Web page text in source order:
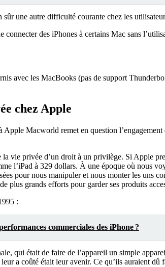
une autre difficulté courante chez les
des iPhones à certains Mac sans
avec les MacBooks (pas de support
chez Apple
Apple Macworld remet en question
vie privée d’un droit à un privilège. Si Apple
l’iPad à 329 dollars. À une époque où nous
pour nous manipuler et nous monter les uns
plus grands efforts pour garder ses produits
:
commerciales des iPhone ?
qui était de faire de l’appareil un simple
a coûté était leur avenir. Ce qu’ils auraient dû